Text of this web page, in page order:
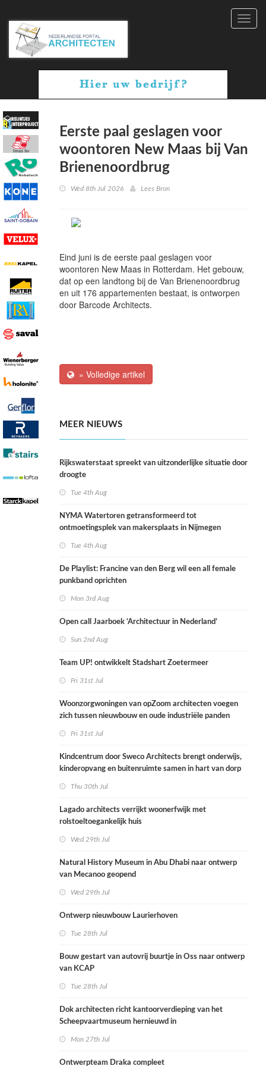
Eerste paal geslagen voor
woontoren New Maas bij Van
Brienenoordbrug
Wed 8th Jul 2026 Lees Bron
Eind juni is de eerste paal geslagen voor
woontoren New Maas in Rotterdam. Het gebouw,
dat op een landtong bij de Van Brienenoordbrug
en uit 176 appartementen bestaat, is ontworpen
door Barcode Architects.
» Volledige artikel
MEER NIEUWS
Rijkswaterstaat spreekt van uitzonderlijke situatie door
droogte
Tue 4th Aug
NYMA Watertoren getransformeerd tot
ontmoetingsplek van makersplaats in Nijmegen
Tue 4th Aug
De Playlist: Francine van den Berg wil een all female
punkband oprichten
Mon 3rd Aug
Open call Jaarboek ‘Architectuur in Nederland’
Sun 2nd Aug
Team UP! ontwikkelt Stadshart Zoetermeer
Fri 31st Jul
Woonzorgwoningen van opZoom architecten voegen
zich tussen nieuwbouw en oude industriële panden
Fri 31st Jul
Kindcentrum door Sweco Architects brengt onderwijs,
kinderopvang en buitenruimte samen in hart van dorp
Thu 30th Jul
Lagado architects verrijkt woonerfwijk met
rolstoeltoegankelijk huis
Wed 29th Jul
Natural History Museum in Abu Dhabi naar ontwerp
van Mecanoo geopend
Wed 29th Jul
Ontwerp nieuwbouw Laurierhoven
Tue 28th Jul
Bouw gestart van autovrij buurtje in Oss naar ontwerp
van KCAP
Tue 28th Jul
Dok architecten richt kantoorverdieping van het
Scheepvaartmuseum hernieuwd in
Mon 27th Jul
Ontwerpteam Draka compleet